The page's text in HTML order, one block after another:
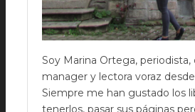
Soy Marina Ortega,
manager y lectora voraz
Siempre me han gustado los
tenerlos, pasar sus páginas